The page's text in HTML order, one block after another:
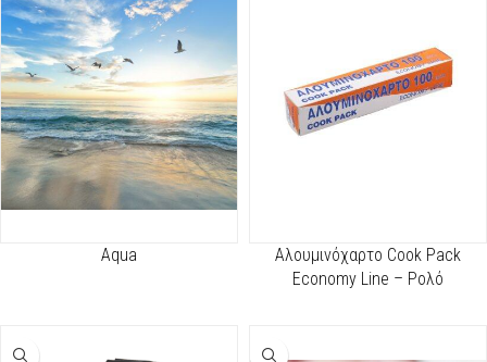
Aqua
Aλουμινόχαρτο Cook Pack
Economy Line – Ρολό